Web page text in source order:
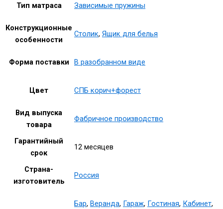
Тип матраса Зависимые пружины
Конструкционные
особенности
Столик, Ящик для белья
Форма поставки В разобранном виде
Цвет СПБ корич+форест
Вид выпуска
товара
Фабричное производство
Гарантийный
срок
12 месяцев
Страна-
изготовитель
Россия
Бар, Веранда, Гараж, Гостиная, Кабинет,